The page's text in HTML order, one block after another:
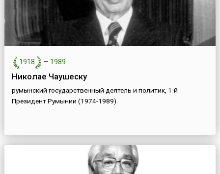
1918 — 1989
Николае Чаушеску
румынский государственный деятель и политик, 1-й
Президент Румынии (1974-1989)